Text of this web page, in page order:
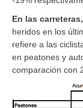
En las
heridos en los
refiere a las
en peatones y
comparación con